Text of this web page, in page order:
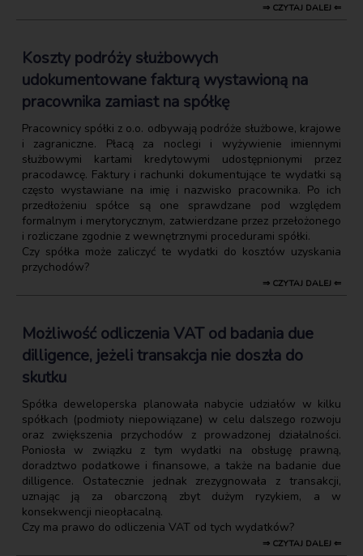
⇒ CZYTAJ DALEJ ⇐
Koszty podróży służbowych
udokumentowane fakturą wystawioną na
pracownika zamiast na spółkę
Pracownicy spółki z o.o. odbywają podróże służbowe, krajowe
i zagraniczne. Płacą za noclegi i wyżywienie imiennymi
służbowymi kartami kredytowymi udostępnionymi przez
pracodawcę. Faktury i rachunki dokumentujące te wydatki są
często wystawiane na imię i nazwisko pracownika. Po ich
przedłożeniu spółce są one sprawdzane pod względem
formalnym i merytorycznym, zatwierdzane przez przełożonego
i rozliczane zgodnie z wewnętrznymi procedurami spółki.
Czy spółka może zaliczyć te wydatki do kosztów uzyskania
przychodów?
⇒ CZYTAJ DALEJ ⇐
Możliwość odliczenia VAT od badania due
dilligence, jeżeli transakcja nie doszła do
skutku
Spółka deweloperska planowała nabycie udziałów w kilku
spółkach (podmioty niepowiązane) w celu dalszego rozwoju
oraz zwiększenia przychodów z prowadzonej działalności.
Poniosła w związku z tym wydatki na obsługę prawną,
doradztwo podatkowe i finansowe, a także na badanie due
dilligence. Ostatecznie jednak zrezygnowała z transakcji,
uznając ją za obarczoną zbyt dużym ryzykiem, a w
konsekwencji nieopłacalną.
Czy ma prawo do odliczenia VAT od tych wydatków?
⇒ CZYTAJ DALEJ ⇐